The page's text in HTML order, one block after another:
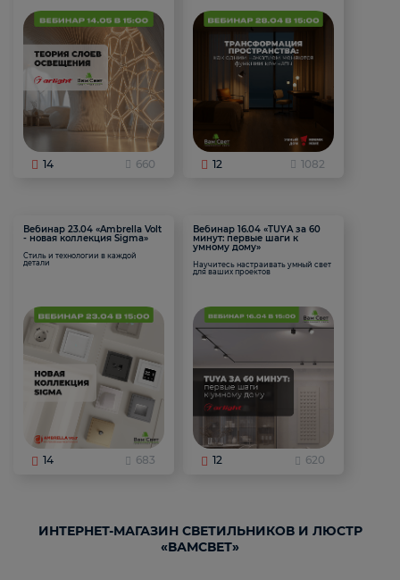
14 660 12 1082
Вебинар 23.04 «Ambrella Volt
- новая коллекция Sigma»
Стиль и технологии в каждой
детали
14 683
Вебинар 16.04 «TUYA за 60
минут: первые шаги к
умному дому»
Научитесь настраивать умный свет
для ваших проектов
12 620
ИНТЕРНЕТ-МАГАЗИН СВЕТИЛЬНИКОВ И ЛЮСТР
«ВАМСВЕТ»